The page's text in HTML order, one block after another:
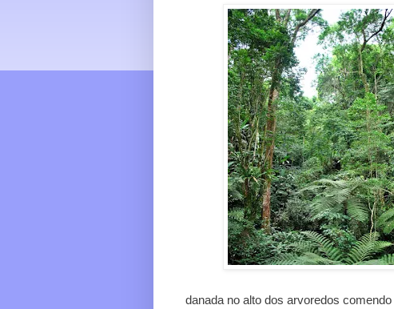
danada no alto dos arvoredos